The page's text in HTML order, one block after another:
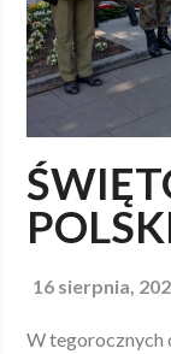
16 sierpnia,
W tegorocznych